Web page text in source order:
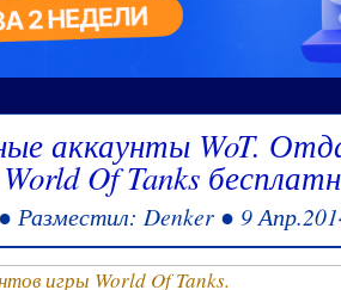
аккаунты WoT.
World Of Tanks
● Разместил: Denker ● 9